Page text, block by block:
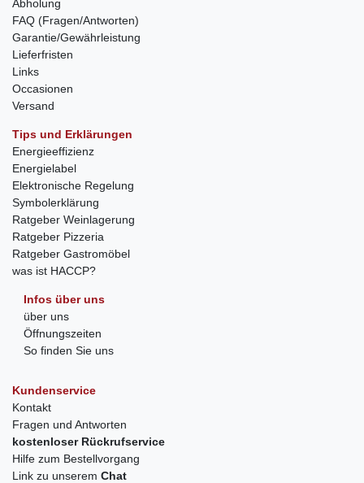
Abholung
FAQ (Fragen/Antworten)
Garantie/Gewährleistung
Lieferfristen
Links
Occasionen
Versand
Tips und Erklärungen
Energieeffizienz
Energielabel
Elektronische Regelung
Symbolerklärung
Ratgeber Weinlagerung
Ratgeber Pizzeria
Ratgeber Gastromöbel
was ist HACCP?
Infos über uns
über uns
Öffnungszeiten
So finden Sie uns
Kundenservice
Kontakt
Fragen und Antworten
kostenloser Rückrufservice
Hilfe zum Bestellvorgang
Link zu unserem Chat